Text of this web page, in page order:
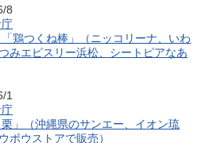
8
鶏つくね棒」（ニッコリーナ、いわ
みエピスリー浜松、シートピアなあ
1
」（沖縄県のサンエー、イオン琉
ボウストアで販売）